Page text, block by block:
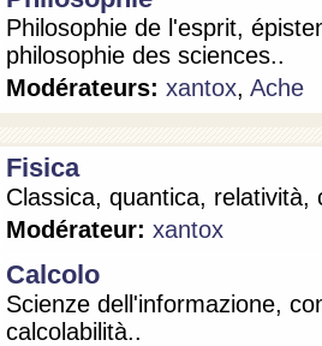
Philosophie de l'esprit,
philosophie des sciences..
Modérateurs: xantox, Ache
Fisica
Classica, quantica, relatività,
Modérateur: xantox
Calcolo
Scienze dell'informazione,
calcolabilità..